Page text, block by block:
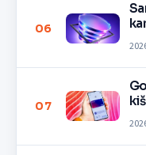
06
07